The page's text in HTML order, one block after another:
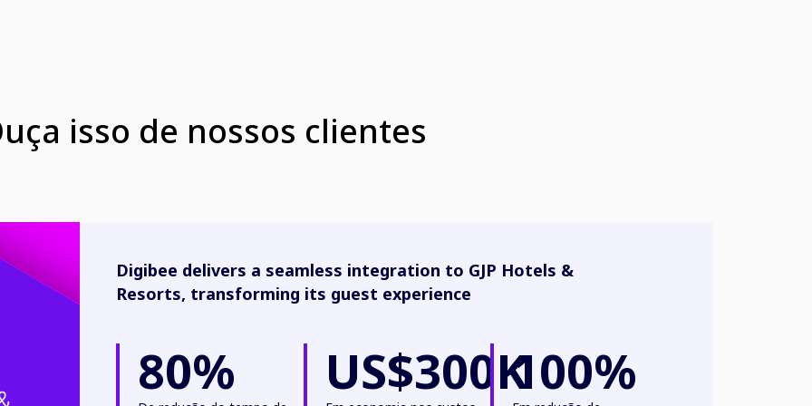
isso de nossos clientes
Digibee delivers a seamless integration to GJP Hotels &
Resorts, transforming its guest experience
80% US$300K100%